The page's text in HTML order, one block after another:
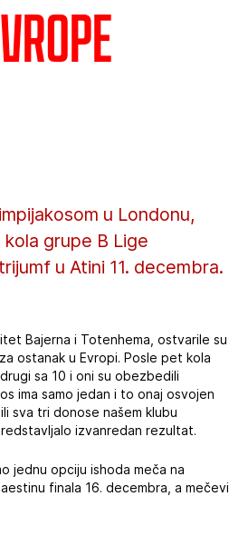
u Londonu,
grupe B Lige
u Atini 11. decembra.
Bajerna i Totenhema, ostvarile su
ostanak u Evropi. Posle pet kola
sa 10 i oni su obezbedili
ima samo jedan i to onaj osvojen
sva tri donose našem klubu
izvanredan rezultat.
jednu opciju ishoda meča na
finala 16. decembra, a mečevi